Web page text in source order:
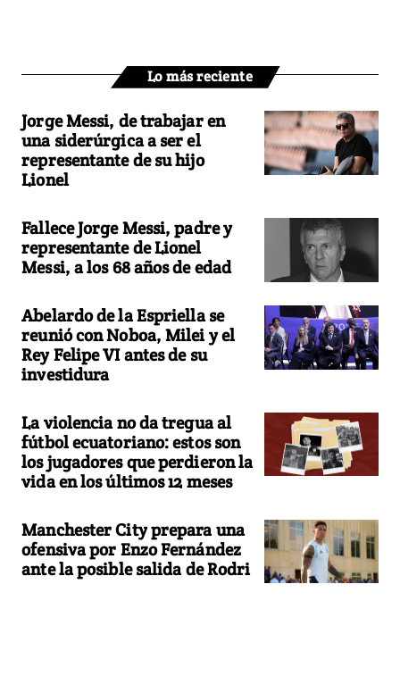
Lo más reciente
Jorge Messi, de trabajar en
una siderúrgica a ser el
representante de su hijo
Lionel
Fallece Jorge Messi, padre y
representante de Lionel
Messi, a los 68 años de edad
Abelardo de la Espriella se
reunió con Noboa, Milei y el
Rey Felipe VI antes de su
investidura
La violencia no da tregua al
fútbol ecuatoriano: estos son
los jugadores que perdieron la
vida en los últimos 12 meses
Manchester City prepara una
ofensiva por Enzo Fernández
ante la posible salida de Rodri